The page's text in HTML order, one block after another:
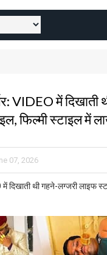
VIDEO में द‍िखाती
फ‍िल्‍मी स्‍टाइल में
07, 2026
द‍िखाती थी गहने-लग्‍जरी लाइफ